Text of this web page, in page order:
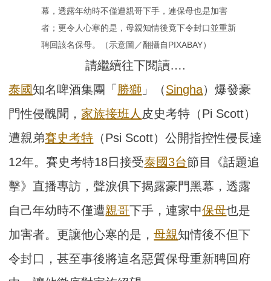
幕，透露年幼時不僅遭親哥下手，連保母也是加害
者；更令人心寒的是，母親知情後竟下令封口並重新
聘回該名保母。（示意圖／翻攝自PIXABAY）
請繼續往下閱讀….
泰國知名啤酒集團「 勝獅 」（Singha）爆發豪
門性侵醜聞， 家族接班人 皮史考特（Pi Scott）
遭親弟賽史考特 （Psi Scott）公開指控性侵長達
12年。賽史考特18日接受泰國3台節目《話題追
擊》直播專訪，聲淚俱下揭露豪門黑幕，透露
自己年幼時不僅遭親哥下手，連家中保母也是
加害者。更讓他心寒的是，母親知情後不但下
令封口，甚至事後將這名惡質保母重新聘回府